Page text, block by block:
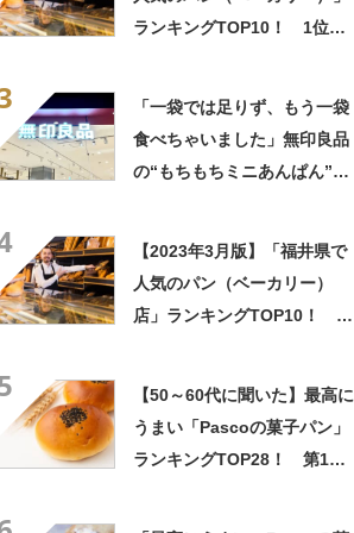
ランキングTOP10！ 1位は
「一袋では足りず、もう一袋
食べちゃいました」無印良品
の“もちもちミニあんぱん”が
【2023年3月版】「福井県で
人気のパン（ベーカリー）
店」ランキングTOP10！ 1
【50～60代に聞いた】最高に
うまい「Pascoの菓子パン」
ランキングTOP28！ 第1位